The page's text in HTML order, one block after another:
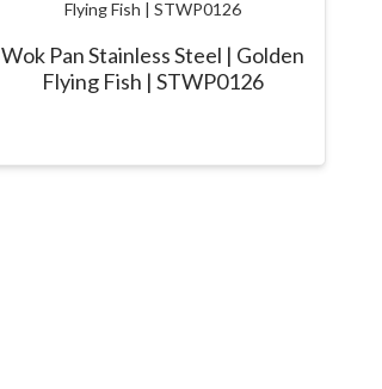
Wok Pan Stainless Steel | Golden
Flying Fish | STWP0126